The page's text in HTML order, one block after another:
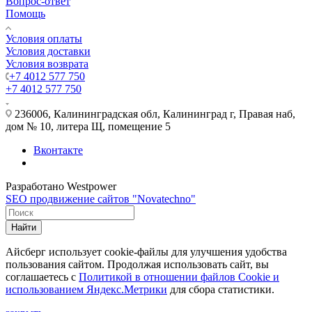
Помощь
Условия оплаты
Условия доставки
Условия возврата
+7 4012 577 750
+7 4012 577 750
236006, Калининградская обл, Калининград г, Правая наб,
дом № 10, литера Щ, помещение 5
Вконтакте
Разработано Westpower
SEO продвижение сайтов "Novatechno"
Найти
Айсберг использует cookie-файлы для улучшения удобства
пользования сайтом. Продолжая использовать сайт, вы
соглашаетесь с Политикой в отношении файлов Сookie и
использованием Яндекс.Метрики для сбора статистики.